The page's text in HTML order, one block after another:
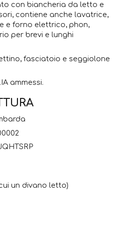
con biancheria da letto e
contiene anche lavatrice,
e forno elettrico, phon,
per brevi e lunghi
fasciatoio e seggiolone
ammessi.
un divano letto)